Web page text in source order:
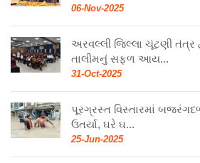
06-Nov-2025
અરવલ્લી જિલ્લા ચૂંટણી તંત્ર
તાલીમનું સફળ આય...
31-Oct-2025
પૂરગ્રસ્ત વિસ્તારમાં
ઉતર્યા, ઘરે ઘ...
25-Jun-2025